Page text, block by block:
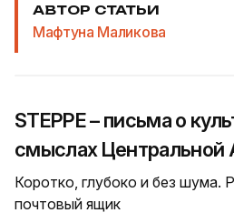
АВТОР СТАТЬИ
Мафтуна Маликова
STEPPE – письма о
смыслах Центральной
Коротко, глубоко и без
почтовый ящик